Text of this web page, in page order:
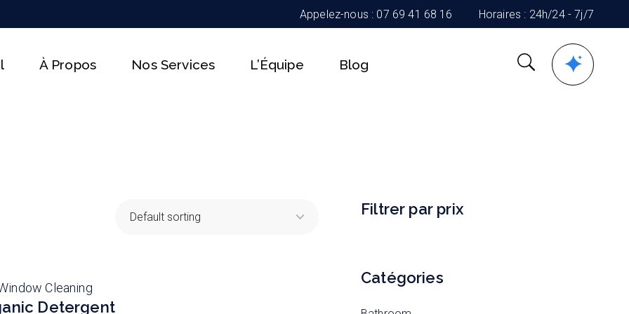
Appelez-nous : 07 69 41 68 16 Horaires : 24h/24 - 7j/7
À Propos Nos Services L’Équipe Blog
Cleaning
Detergent
Filtrer par prix
Catégories